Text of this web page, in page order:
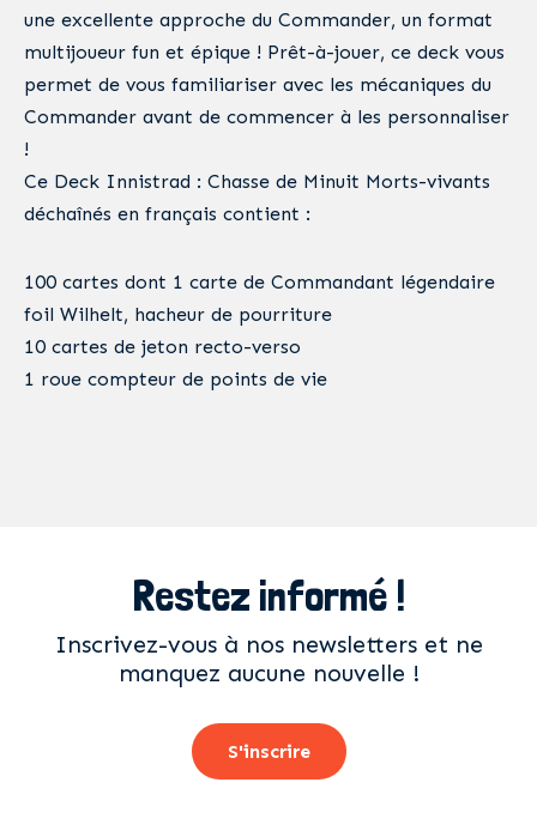
une excellente approche du Commander, un format
multijoueur fun et épique ! Prêt-à-jouer, ce deck vous
permet de vous familiariser avec les mécaniques du
Commander avant de commencer à les personnaliser
!
Ce Deck Innistrad : Chasse de Minuit Morts-vivants
déchaînés en français contient :
100 cartes dont 1 carte de Commandant légendaire
foil Wilhelt, hacheur de pourriture
10 cartes de jeton recto-verso
1 roue compteur de points de vie
Restez informé !
Inscrivez-vous à nos newsletters et ne
manquez aucune nouvelle !
S'inscrire